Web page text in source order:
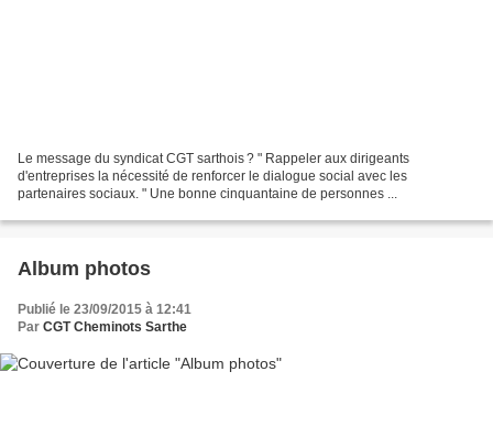
Le message du syndicat CGT sarthois ? " Rappeler aux dirigeants
d'entreprises la nécessité de renforcer le dialogue social avec les
partenaires sociaux. " Une bonne cinquantaine de personnes ...
Album photos
Publié le 23/09/2015 à 12:41
Par CGT Cheminots Sarthe